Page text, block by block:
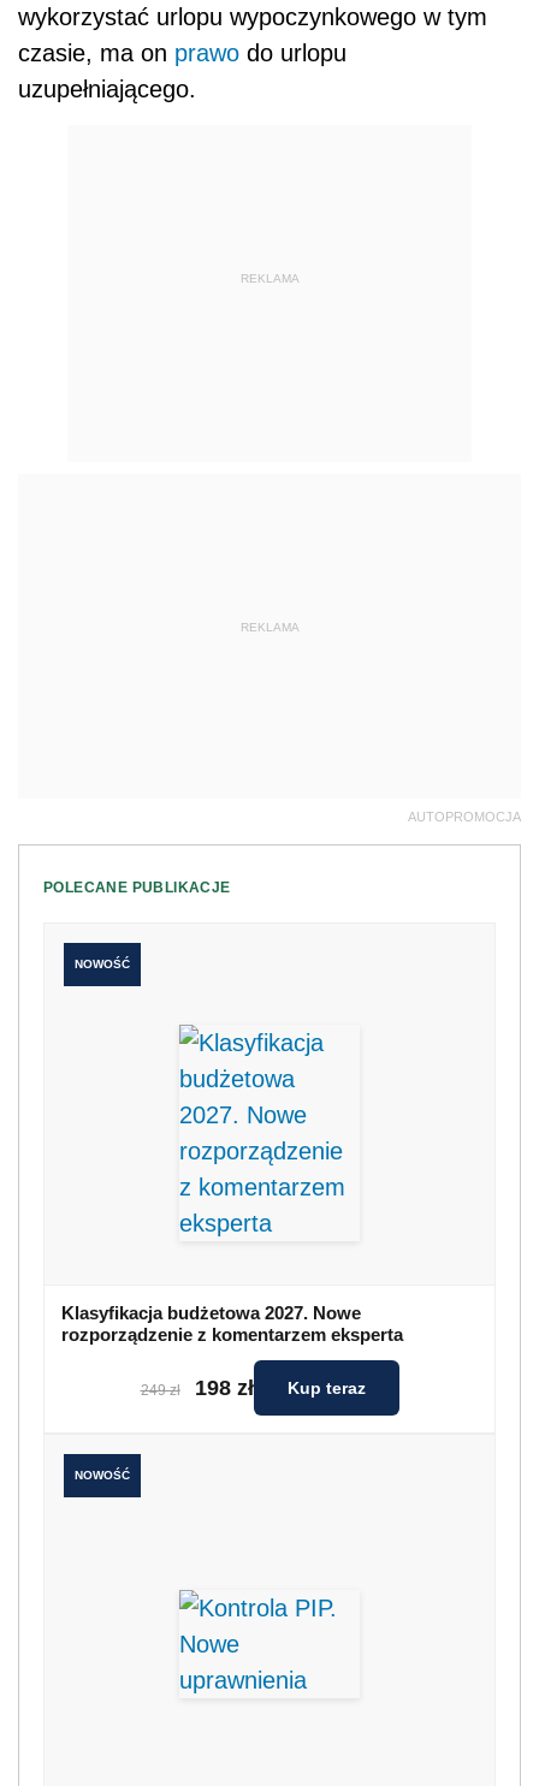
wykorzystać urlopu wypoczynkowego w tym
czasie, ma on prawo do urlopu
uzupełniającego.
REKLAMA
Klasyfikacja budżetowa 2027. Nowe
198 zł
Kontrola PIP. Nowe uprawnienia
Kiedy przysługuje urlop